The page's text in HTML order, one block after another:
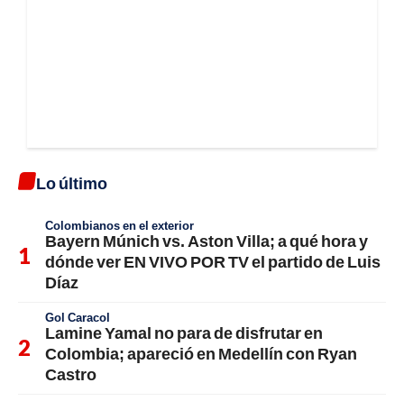
Lo último
Colombianos en el exterior
Bayern Múnich vs. Aston Villa; a qué hora y
dónde ver EN VIVO POR TV el partido de Luis
Díaz
Gol Caracol
Lamine Yamal no para de disfrutar en
Colombia; apareció en Medellín con Ryan
Castro